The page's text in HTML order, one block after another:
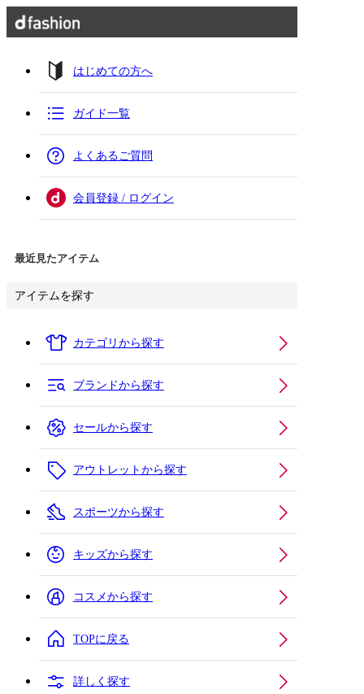
はじめての方へ
ガイド一覧
よくあるご質問
会員登録 / ログイン
最近見たアイテム
アイテムを探す
カテゴリから探す
ブランドから探す
セールから探す
アウトレットから探す
スポーツから探す
キッズから探す
コスメから探す
TOPに戻る
詳しく探す